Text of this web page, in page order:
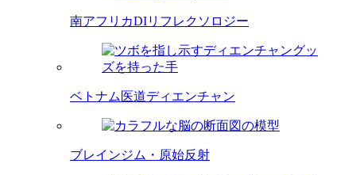
南アフリカDIリフレクソロジー
ベトナム医道ディエンチャン
ブレインジム・原始反射